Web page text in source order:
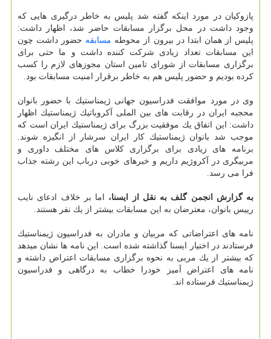
پازوكیان در مورد اینكه گفته شد پلیس به خاطر درگیری هایی كه
وجود داشت در محل برگزار مسابقات حاضر شد، اظهار داشت:
پلیس از همان ابتدا در بیرون از محوطه مسابقه حضور داشت چون
این مسابقات تعداد زیادی شركت كننده داشت و ما حتی برای
برگزاری مسابقات از شورای تامین استان مجوزهای لازم را كسب
كرده بودیم و حضور پلیس هم به خاطر برقرار امنیت مسابقات بود.
وی در مورد موافقت فدراسیون جهانی ژیمناستیك با حضور بانوان
محجبه ایران در رقابت های بین الملی آكروباتیك ژیمناستیك اظهار
داشت: این اتفاق یك موفقیت بزرگ برای ژیمناستیك ایران است كه
موجب شد بانوان ژیمناستیك كار ایران سرشار از انگیزه شوند.
برنامه های زیادی برای برگزاری كلاس های مختلف داوری و
مربیگری در آكروژیم داریم و خبرهای خوبی درباب این رشته جذاب
فرا می رسد.
به گزارش انجمن گلف به نقل از ایسنا،
اما بر خلاف ادعای نایب
رییس بانوان، معترضان به این مسابقات بیشتر از یك نفر هستند.
نامه های اعتراضاتی كه مربیان و مادران به فدراسیون ژیمناستیك
فرستادند در اختیار ایسنا گذاشته شده است. این نامه ها نشان میدهد
كه بیشتر از یك مربی به نحوه برگزاری مسابقات اعتراض داشته و
نامه های اعتراض آمیز خودرا خطاب به درگاهی و فدراسیون
ژیمناستیك فرستاده اند.